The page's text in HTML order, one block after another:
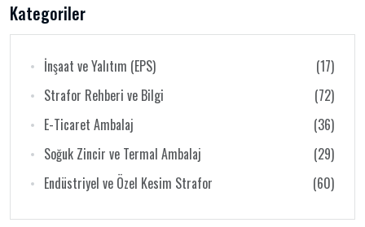
Kategoriler
İnşaat ve Yalıtım (EPS)
(17)
Strafor Rehberi ve Bilgi
(72)
E-Ticaret Ambalaj
(36)
Soğuk Zincir ve Termal Ambalaj
(29)
Endüstriyel ve Özel Kesim Strafor
(60)